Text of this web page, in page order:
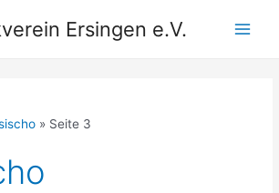
Ersingen e.V.
Seite 3